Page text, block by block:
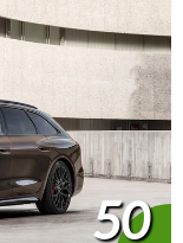
50